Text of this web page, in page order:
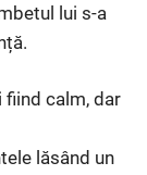
lui s-a
fiind calm, dar
lăsând un